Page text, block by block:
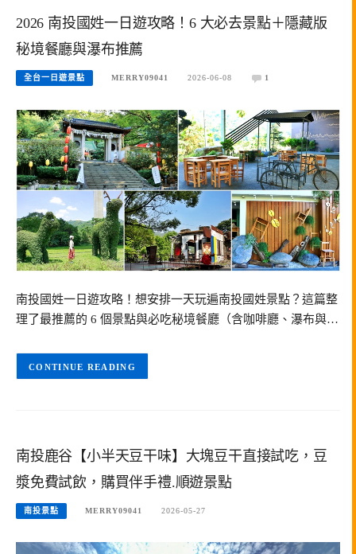
2026 南投國姓一日遊攻略！6 大必去景點＋隱藏版
秘境餐廳與瀑布推薦
全台一日遊景點 MERRY09041 2026-06-08 1
南投國姓一日遊攻略！想安排一天玩遍南投國姓景點？這篇整
理了最推薦的 6 個景點與必吃秘境餐廳（含咖啡廳、瀑布與…
CONTINUE READING
南投鹿谷【小半天豆干味】大塊豆干直接試吃，豆
漿免費試飲，購買伴手禮.順遊景點
南投景點 MERRY09041 2026-05-27